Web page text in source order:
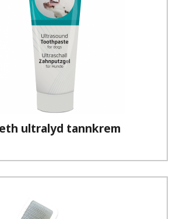
ultralyd tannkrem